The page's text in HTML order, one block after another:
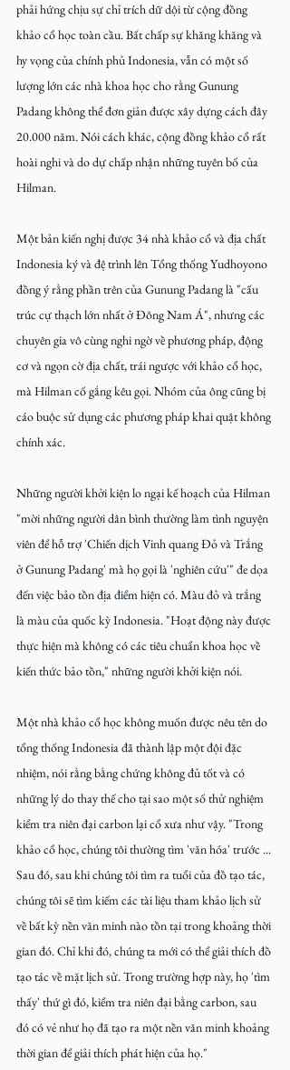
phải hứng chịu sự chỉ trích dữ dội từ cộng đồng
khảo cổ học toàn cầu. Bất chấp sự khăng khăng và
hy vọng của chính phủ Indonesia, vẫn có một số
lượng lớn các nhà khoa học cho rằng Gunung
Padang không thể đơn giản được xây dựng cách đây
20.000 năm. Nói cách khác, cộng đồng khảo cổ rất
hoài nghi và do dự chấp nhận những tuyên bố của
Hilman.
Một bản kiến nghị được 34 nhà khảo cổ và địa chất
Indonesia ký và đệ trình lên Tổng thống Yudhoyono
đồng ý rằng phần trên của Gunung Padang là "cấu
trúc cự thạch lớn nhất ở Đông Nam Á", nhưng các
chuyên gia vô cùng nghi ngờ về phương pháp, động
cơ và ngọn cờ địa chất, trái ngược với khảo cổ học,
mà Hilman cố gắng kêu gọi. Nhóm của ông cũng bị
cáo buộc sử dụng các phương pháp khai quật không
chính xác.
Những người khởi kiện lo ngại kế hoạch của Hilman
"mời những người dân bình thường làm tình nguyện
viên để hỗ trợ 'Chiến dịch Vinh quang Đỏ và Trắng
ở Gunung Padang' mà họ gọi là 'nghiên cứu'" đe dọa
đến việc bảo tồn địa điểm hiện có. Màu đỏ và trắng
là màu của quốc kỳ Indonesia. "Hoạt động này được
thực hiện mà không có các tiêu chuẩn khoa học về
kiến thức bảo tồn," những người khởi kiện nói.
Một nhà khảo cổ học không muốn được nêu tên do
tổng thống Indonesia đã thành lập một đội đặc
nhiệm, nói rằng bằng chứng không đủ tốt và có
những lý do thay thế cho tại sao một số thử nghiệm
kiểm tra niên đại carbon lại cổ xưa như vậy. "Trong
khảo cổ học, chúng tôi thường tìm 'văn hóa' trước ...
Sau đó, sau khi chúng tôi tìm ra tuổi của đồ tạo tác,
chúng tôi sẽ tìm kiếm các tài liệu tham khảo lịch sử
về bất kỳ nền văn minh nào tồn tại trong khoảng thời
gian đó. Chỉ khi đó, chúng ta mới có thể giải thích đồ
tạo tác về mặt lịch sử. Trong trường hợp này, họ 'tìm
thấy' thứ gì đó, kiểm tra niên đại bằng carbon, sau
đó có vẻ như họ đã tạo ra một nền văn minh khoảng
thời gian để giải thích phát hiện của họ."